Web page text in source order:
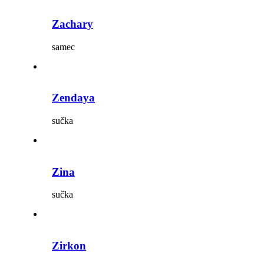
Zachary
samec
Zendaya
sučka
Zina
sučka
Zirkon